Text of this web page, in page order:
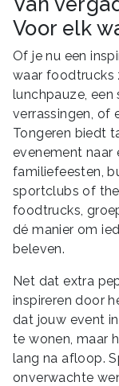
Voor elk
Of je nu een
waar foodtrucks
lunchpauze,
verrassingen, of
Tongeren biedt
evenement naar
familiefeesten,
sportclubs of
foodtrucks,
dé manier om
beleven.
Net dat extra
inspireren door
dat jouw event
te wonen, maar
lang na afloop.
onverwachte